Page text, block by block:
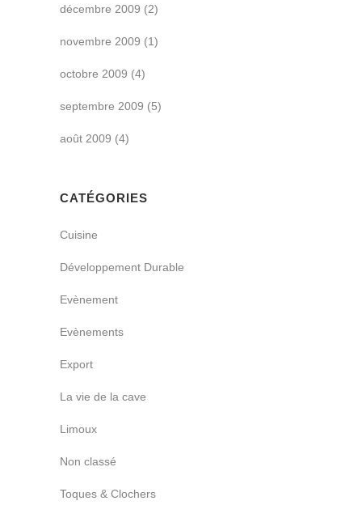
décembre 2009 (2)
novembre 2009 (1)
octobre 2009 (4)
septembre 2009 (5)
août 2009 (4)
CATÉGORIES
Cuisine
Développement Durable
Evènement
Evènements
Export
La vie de la cave
Limoux
Non classé
Toques & Clochers